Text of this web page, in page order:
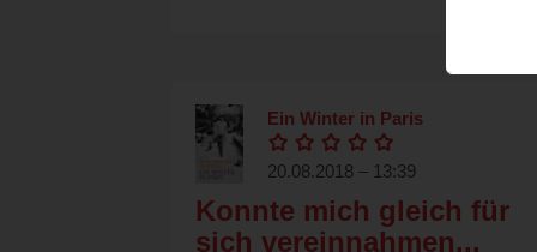
Ein Winter in Paris
20.08.2018 – 13:39
Konnte mich gleich für
sich vereinnahmen...